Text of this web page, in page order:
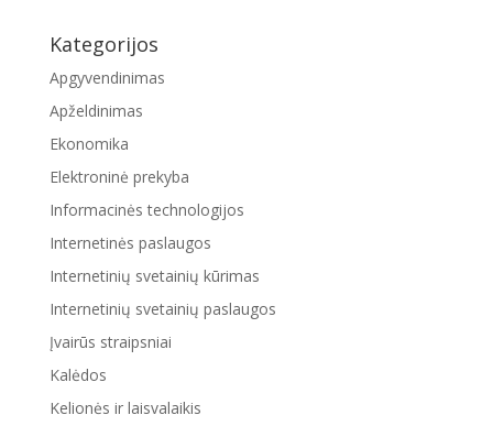
Kategorijos
Apgyvendinimas
Apželdinimas
Ekonomika
Elektroninė prekyba
Informacinės technologijos
Internetinės paslaugos
Internetinių svetainių kūrimas
Internetinių svetainių paslaugos
Įvairūs straipsniai
Kalėdos
Kelionės ir laisvalaikis